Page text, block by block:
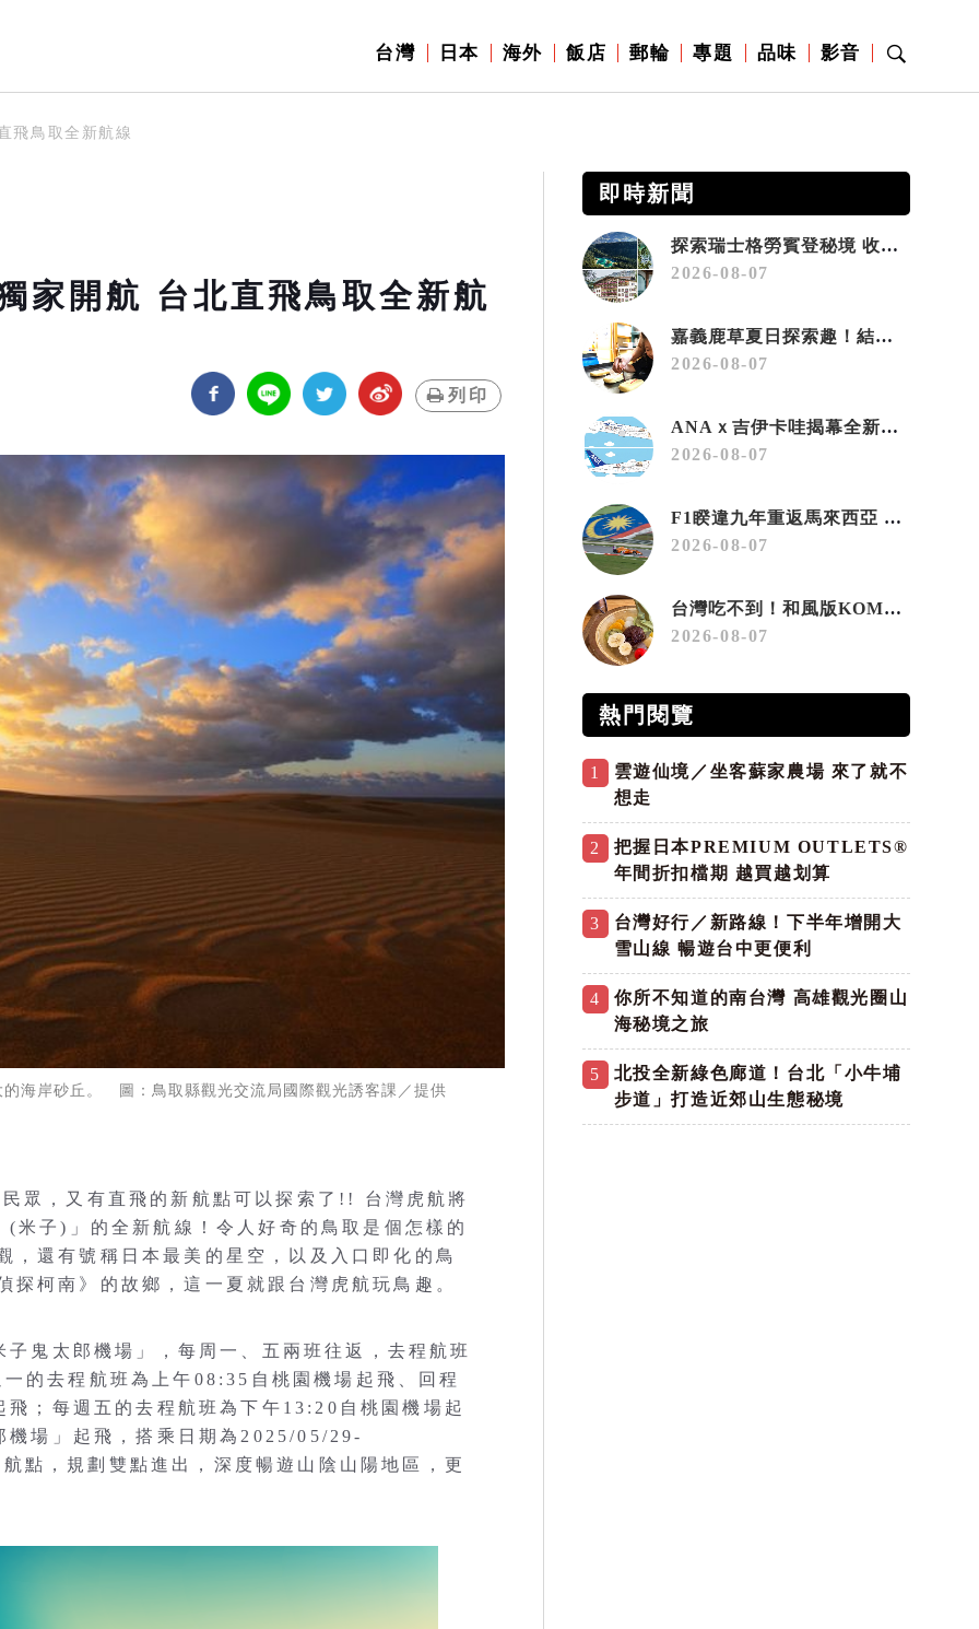
台灣 日本 海外 飯店 郵輪 專題 品味 影音
飛鳥取全新航線
家開航 台北直飛鳥取全新航
列印
海岸砂丘。 圖：鳥取縣觀光交流局國際觀光誘客課／提供
眾，又有直飛的新航點可以探索了!! 台灣虎航將
子)」的全新航線！令人好奇的鳥取是個怎樣的
，還有號稱日本最美的星空，以及入口即化的鳥
柯南》的故鄉，這一夏就跟台灣虎航玩鳥趣。
鬼太郎機場」，每周一、五兩班往返，去程航班
的去程航班為上午08:35自桃園機場起飛、回程
；每週五的去程航班為下午13:20自桃園機場起
機場」起飛，搭乘日期為2025/05/29-
點，規劃雙點進出，深度暢遊山陰山陽地區，更
即時新聞
探索瑞士格勞賓登秘境 收藏六種阿爾卑斯夏日療癒之旅
2026-08-07
嘉義鹿草夏日探索趣！結合科學、農場與自然的親子小旅行
2026-08-07
ANAｘ吉伊卡哇揭幕全新彩繪機「Chiikawa JET」
2026-08-07
F1睽違九年重返馬來西亞 三大國際賽事打造10月運動旅遊熱潮 賽車、自行車、路跑同週登場
2026-08-07
台灣吃不到！和風版KOMEDA咖啡讓你吃遍名古屋在地美食
2026-08-07
熱門閱覽
1
雲遊仙境／坐客蘇家農場 來了就不
想走
2
把握日本PREMIUM OUTLETS®
年間折扣檔期 越買越划算
3
台灣好行／新路線！下半年增開大
雪山線 暢遊台中更便利
4
你所不知道的南台灣 高雄觀光圈山
海秘境之旅
5
北投全新綠色廊道！台北「小牛埔
步道」打造近郊山生態秘境